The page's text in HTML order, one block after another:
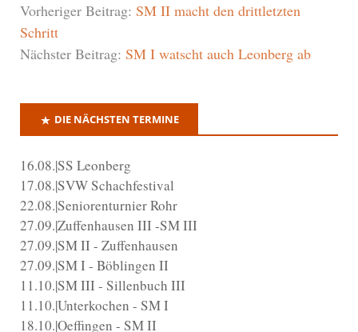
Vorheriger Beitrag: SM II macht den drittletzten
Schritt
Nächster Beitrag: SM I watscht auch Leonberg ab
DIE NÄCHSTEN TERMINE
16.08.|SS Leonberg
17.08.|SVW Schachfestival
22.08.|Seniorenturnier Rohr
27.09.|Zuffenhausen III -SM III
27.09.|SM II - Zuffenhausen
27.09.|SM I - Böblingen II
11.10.|SM III - Sillenbuch III
11.10.|Unterkochen - SM I
18.10.|Oeffingen - SM II